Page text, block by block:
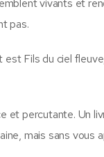
vivants et
pas.
est Fils du ciel
percutante. Un
mais sans vous